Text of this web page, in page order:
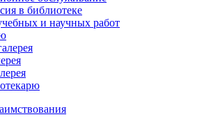
в библиотеке
и научных работ